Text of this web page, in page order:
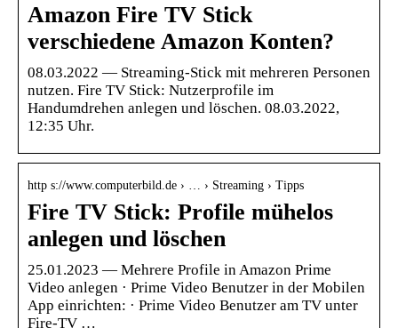
Amazon Fire TV Stick
verschiedene Amazon Konten?
08.03.2022 — Streaming-Stick mit mehreren Personen
nutzen. Fire TV Stick: Nutzerprofile im
Handumdrehen anlegen und löschen. 08.03.2022,
12:35 Uhr.
http s://www.computerbild.de › … › Streaming › Tipps
Fire TV Stick: Profile mühelos
anlegen und löschen
25.01.2023 — Mehrere Profile in Amazon Prime
Video anlegen · Prime Video Benutzer in der Mobilen
App einrichten: · Prime Video Benutzer am TV unter
Fire-TV …